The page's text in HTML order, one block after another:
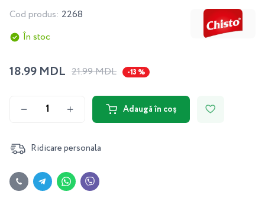
Cod produs: 2268
În stoc
18.99 MDL 21.99 MDL -13 %
Adaugă în coș
Ridicare personala